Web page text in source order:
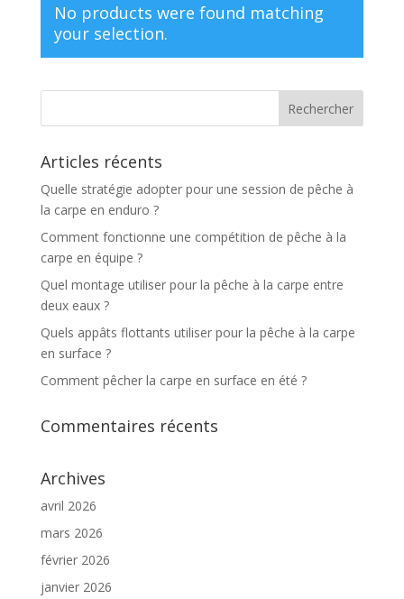
No products were found matching
your selection.
Articles récents
Quelle stratégie adopter pour une session de pêche à
la carpe en enduro ?
Comment fonctionne une compétition de pêche à la
carpe en équipe ?
Quel montage utiliser pour la pêche à la carpe entre
deux eaux ?
Quels appâts flottants utiliser pour la pêche à la carpe
en surface ?
Comment pêcher la carpe en surface en été ?
Commentaires récents
Archives
avril 2026
mars 2026
février 2026
janvier 2026